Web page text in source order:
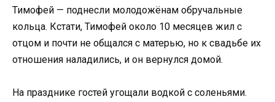
Тимофей — поднесли молодожёнам обручальные
кольца. Кстати, Тимофей около 10 месяцев жил с
отцом и почти не общался с матерью, но к свадьбе их
отношения наладились, и он вернулся домой.
На празднике гостей угощали водкой с соленьями.